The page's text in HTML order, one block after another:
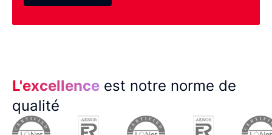
L'excellence est notre norme de
qualité